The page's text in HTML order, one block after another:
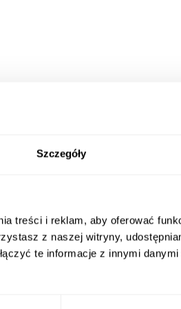
Szczegóły
treści i reklam, aby oferować
z naszej witryny,
te informacje z innymi